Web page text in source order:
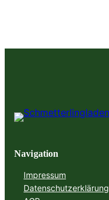
Navigation
Impressum
Datenschutzerklärung